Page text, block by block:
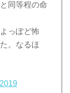
同等程の命
っぽど怖
。なるほ